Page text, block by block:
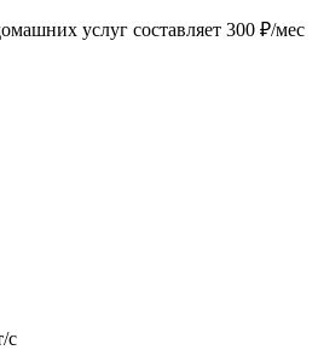
услуг составляет 300 ₽/мес
с